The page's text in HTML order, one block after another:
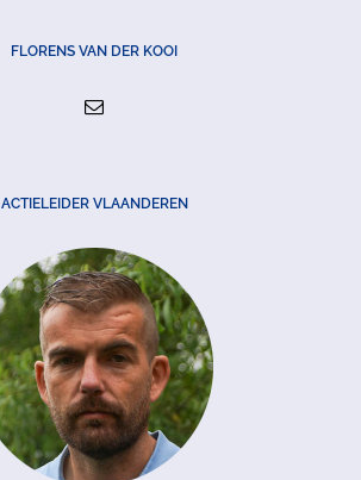
FLORENS VAN DER KOOI
ACTIELEIDER VLAANDEREN